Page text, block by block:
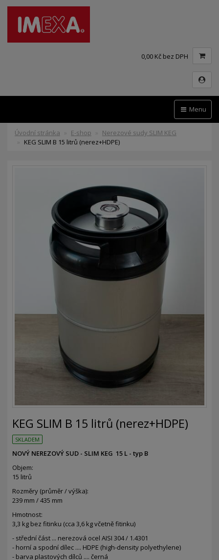
0,00 Kč bez DPH
Menu
Úvodní stránka E-shop
Nerezové sudy SLIM KEG
KEG SLIM B 15 litrů (nerez+HDPE)
KEG SLIM B 15 litrů (nerez+HDPE)
SKLADEM
NOVÝ NEREZOVÝ SUD - SLIM KEG 15 L - typ B
Objem:
15 litrů
Rozměry (průměr / výška):
239 mm / 435 mm
Hmotnost:
3,3 kg bez fitinku (cca 3,6 kg včetně fitinku)
- střední část ... nerezová ocel AISI 304 / 1.4301
- horní a spodní dílec .... HDPE (high-density polyethylene)
- barva plastových dílců .... černá